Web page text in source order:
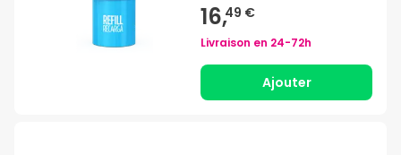
16,49 €
Livraison en 24-72h
Ajouter